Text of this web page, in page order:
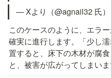
— Xより（@agnail32 氏）
このケースのように、エラ
確実に進行します。「少し
置すると、床下の木材が腐
と、被害が広がってしまいま